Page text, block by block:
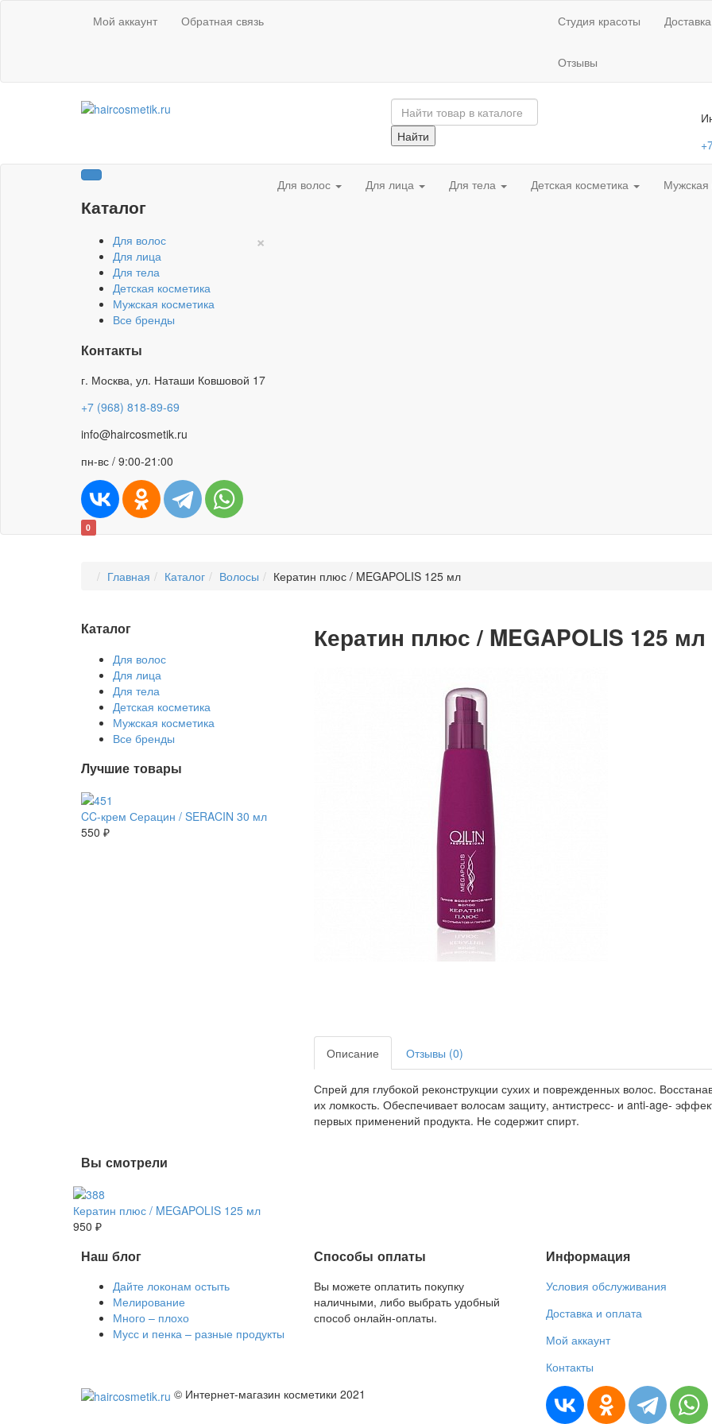
Мой аккаунт Обратная связь Студия красоты
Отзывы
Найти
Каталог
×
Для волос
Для лица
Для тела
Детская косметика
Мужская косметика
Все бренды
Контакты
г. Москва, ул. Наташи Ковшовой 17
+7 (968) 818-89-69
info@haircosmetik.ru
пн-вс / 9:00-21:00
Для волос Для лица Для тела Детская косметика Мужская
0
Главная Каталог Волосы Кератин плюс / MEGAPOLIS 125 мл
Кератин плюс / MEGAPOLIS 125 мл
Описание Отзывы (0)
Спрей для глубокой реконструкции сухих и поврежденных волос.
их ломкость. Обеспечивает волосам защиту, антистресс- и anti-age-
первых применений продукта. Не содержит спирт.
Каталог
Для волос
Для лица
Для тела
Детская косметика
Мужская косметика
Все бренды
Лучшие товары
CC-крем Серацин / SERACIN 30 мл
550 ₽
Вы смотрели
Кератин плюс / MEGAPOLIS 125 мл
950 ₽
Наш блог
Дайте локонам остыть
Мелирование
Много – плохо
Мусс и пенка – разные продукты
Способы оплаты
Вы можете оплатить покупку
наличными, либо выбрать удобный
способ онлайн-оплаты.
Информация
Условия обслуживания
Доставка и оплата
Мой аккаунт
Контакты
© Интернет-магазин косметики 2021